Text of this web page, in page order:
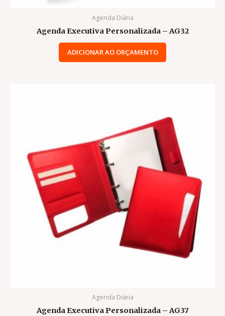
Agenda Diária
Agenda Executiva Personalizada – AG32
ADICIONAR AO ORÇAMENTO
Agenda Diária
Agenda Executiva Personalizada – AG37